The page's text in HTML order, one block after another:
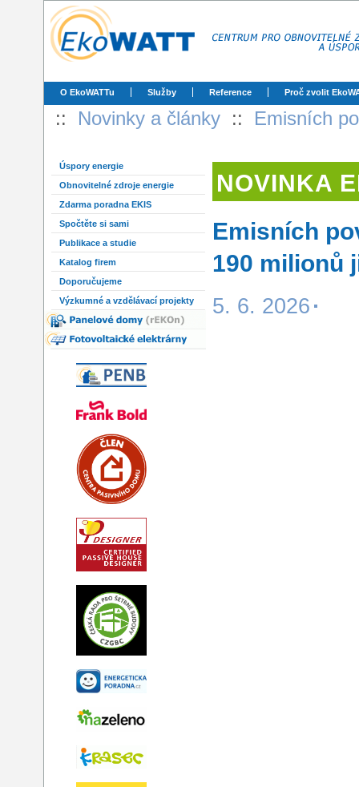
O EkoWATTu Služby Reference Proč zvolit
:: Novinky a články :: Emisních
Úspory energie
Obnovitelné zdroje energie
Zdarma poradna EKIS
Spočtěte si sami
Publikace a studie
Katalog firem
Doporučujeme
Výzkumné a vzdělávací projekty
NOVINKA
Emisních
190 milionů
5. 6. 2026